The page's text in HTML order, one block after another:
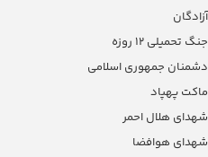
آزادگان
جنگ تحمیلی 12 روزه
دشمنان جمهوری اسلامی
ماکت پهپاد
شهدای هلال احمر
شهدای هوافضا